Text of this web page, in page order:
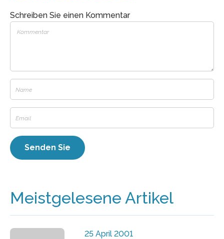
Schreiben Sie einen Kommentar
Meistgelesene Artikel
25 April 2001